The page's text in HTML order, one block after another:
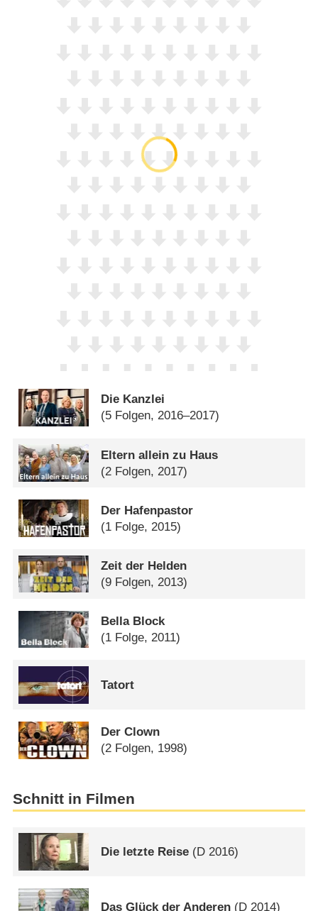
Die Kanzlei
(5 Folgen, 2016–2017)
Eltern allein zu Haus
(2 Folgen, 2017)
Der Hafenpastor
(1 Folge, 2015)
Zeit der Helden
(9 Folgen, 2013)
Bella Block
(1 Folge, 2011)
Tatort
Der Clown
(2 Folgen, 1998)
Schnitt in Filmen
Die letzte Reise (D 2016)
Das Glück der Anderen (D 2014)